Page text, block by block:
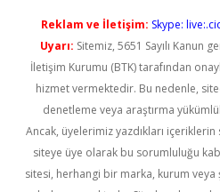
Reklam ve İletişim: Skype:
Uyarı: Sitemiz, 5651 Sayılı Kanun
İletişim Kurumu (BTK) tarafından
hizmet vermektedir. Bu nedenle,
denetleme veya araştırma
Ancak, üyelerimiz yazdıkları
siteye üye olarak bu sorumluluğu
sitesi, herhangi bir marka, kurum veya